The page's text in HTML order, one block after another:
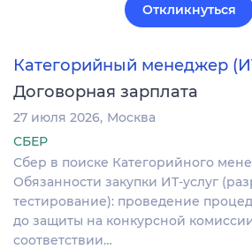
Откликнуться
Категорийный менеджер
Договорная зарплата
27 июля 2026 Москва
СБЕР
Сбер в поиске Категорийного
Обязанности закупки ИТ-услуг
тестирование): проведение
до защиты на конкурсной
соответствии…